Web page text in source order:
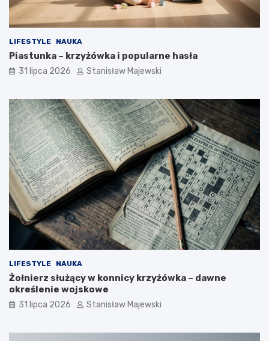
LIFESTYLE NAUKA
Piastunka – krzyżówka i popularne hasła
31 lipca 2026 Stanisław Majewski
LIFESTYLE NAUKA
Żołnierz służący w konnicy krzyżówka – dawne
określenie wojskowe
31 lipca 2026 Stanisław Majewski